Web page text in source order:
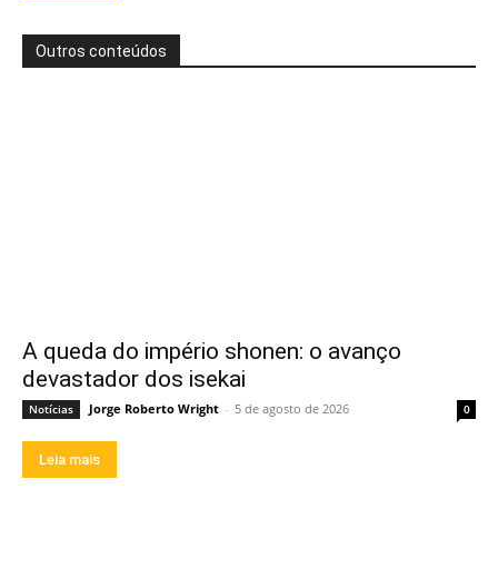
Outros conteúdos
A queda do império shonen: o avanço
devastador dos isekai
Notícias Jorge Roberto Wright - 5 de agosto de 2026 0
Leia mais